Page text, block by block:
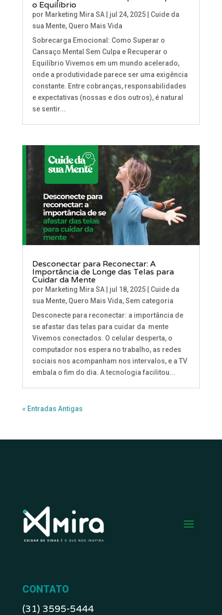
o Equilíbrio
por Marketing Mira SA| jul 24, 2025| Cuide da
sua Mente, Quero Mais Vida
Sobrecarga Emocional: Como Superar o
Cansaço Mental Sem Culpa e Recuperar o
Equilíbrio Vivemos em um mundo acelerado,
onde a produtividade parece ser uma exigência
constante. Entre cobranças, responsabilidades
e expectativas (nossas e dos outros), é natural
se sentir...
Desconectar para Reconectar: A
Importância de Longe das Telas para
Cuidar da Mente
por Marketing Mira SA| jul 18, 2025| Cuide da
sua Mente, Quero Mais Vida,Sem categoria
Desconecte para reconectar: a importância de
se afastar das telas para cuidar da mente
Vivemos conectados. O celular desperta, o
computador nos espera no trabalho, as redes
sociais nos acompanham nos intervalos, e a TV
embala o fim do dia. A tecnologia facilitou...
« Entradas Antigas
CONTATO
(31) 3595-5444